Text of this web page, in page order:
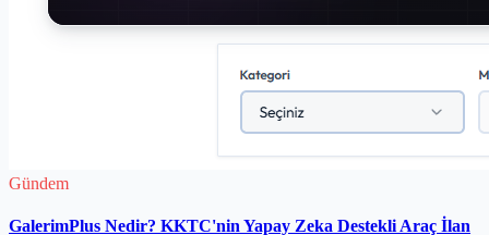
Gündem
GalerimPlus Nedir? KKTC'nin Yapay Zeka Destekli Araç İlan